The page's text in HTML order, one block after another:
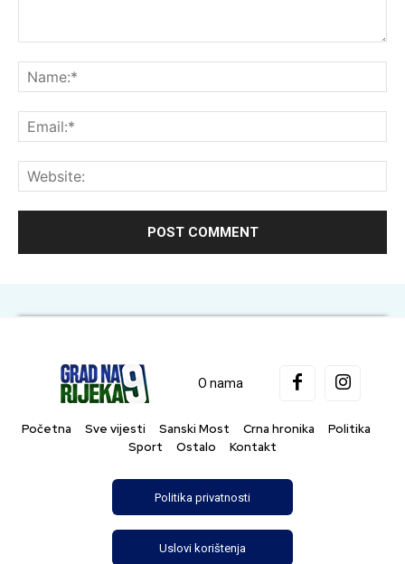
O nama
Početna Sve vijesti Sanski Most Crna hronika
Politika
Sport
Ostalo Kontakt
Politika privatnosti
Uslovi korištenja